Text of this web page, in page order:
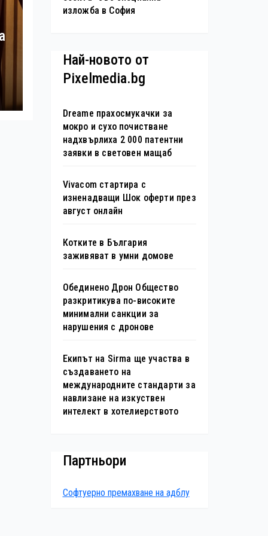
изложба в София
Най-новото от
Pixelmedia.bg
Dreame прахосмукачки за
мокро и сухо почистване
надхвърлиха 2 000 патентни
заявки в световен мащаб
Vivacom стартира с
изненадващи Шок оферти през
август онлайн
Котките в България
заживяват в умни домове
Обединено Дрон Общество
разкритикува по-високите
минимални санкции за
нарушения с дронове
Екипът на Sirma ще участва в
създаването на
международните стандарти за
навлизане на изкуствен
интелект в хотелиерството
Партньори
Софтуерно премахване на адблу